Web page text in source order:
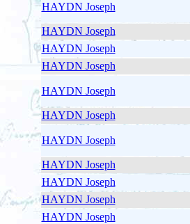
HAYDN Joseph
HAYDN Joseph
HAYDN Joseph
HAYDN Joseph
HAYDN Joseph
HAYDN Joseph
HAYDN Joseph
HAYDN Joseph
HAYDN Joseph
HAYDN Joseph
HAYDN Joseph